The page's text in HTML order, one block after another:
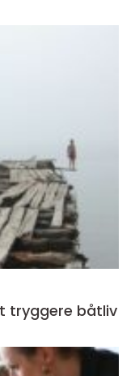
til et tryggere båtliv